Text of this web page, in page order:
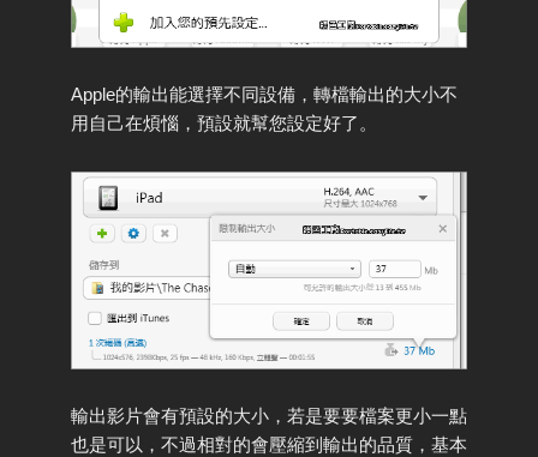
Apple的輸出能選擇不同設備，轉檔輸出的大小不
用自己在煩惱，預設就幫您設定好了。
輸出影片會有預設的大小，若是要要檔案更小一點
也是可以，不過相對的會壓縮到輸出的品質，基本